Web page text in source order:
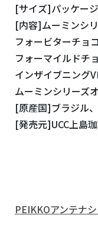
[サイズ]パッケー
[内容]ムーミンシ
フォービターチョ
フォーマイルドチ
インザイブニング
ムーミンシリーズ
[原産国]ブラジル
[発売元]UCC上島
PEIKKOアンテナ